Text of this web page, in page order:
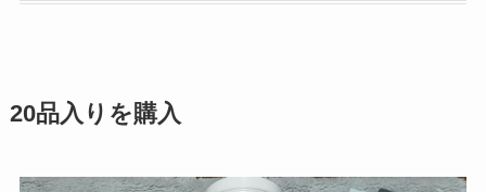
20品入りを購入